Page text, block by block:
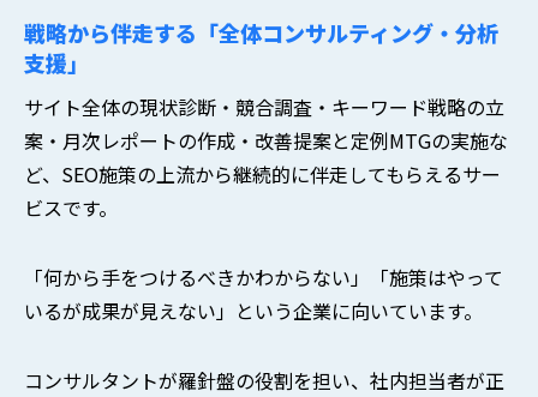
戦略から伴走する「全体コンサルティング・分析
支援」
サイト全体の現状診断・競合調査・キーワード戦略の立
案・月次レポートの作成・改善提案と定例MTGの実施な
ど、SEO施策の上流から継続的に伴走してもらえるサー
ビスです。
「何から手をつけるべきかわからない」「施策はやって
いるが成果が見えない」という企業に向いています。
コンサルタントが羅針盤の役割を担い、社内担当者が正